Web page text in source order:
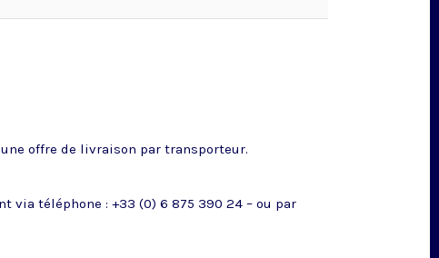
offre de livraison par transporteur.
via téléphone : +33 (0) 6 875 390 24 – ou par